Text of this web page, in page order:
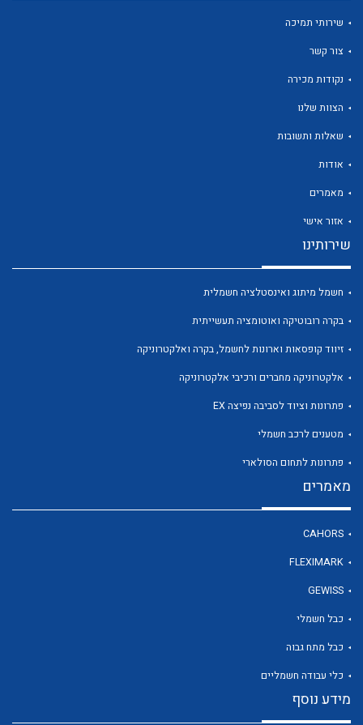
שירותי תמיכה
צור קשר
נקודות מכירה
הצוות שלנו
שאלות ותשובות
אודות
מאמרים
אזור אישי
שירותינו
חשמל מיתוג ואינסטלציה חשמלית
בקרה רובוטיקה ואוטומציה תעשייתית
זיווד קופסאות וארונות לחשמל, בקרה ואלקטרוניקה
אלקטרוניקה מחברים ורכיבי אלקטרוניקה
פתרונות וציוד לסביבה נפיצה EX
מטענים לרכב חשמלי
פתרונות לתחום הסולארי
מאמרים
CAHORS
FLEXIMARK
GEWISS
כבל חשמלי
כבל מתח גבוה
כלי עבודה חשמליים
מידע נוסף